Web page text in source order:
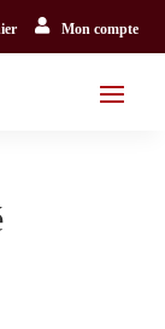
 Mon compte